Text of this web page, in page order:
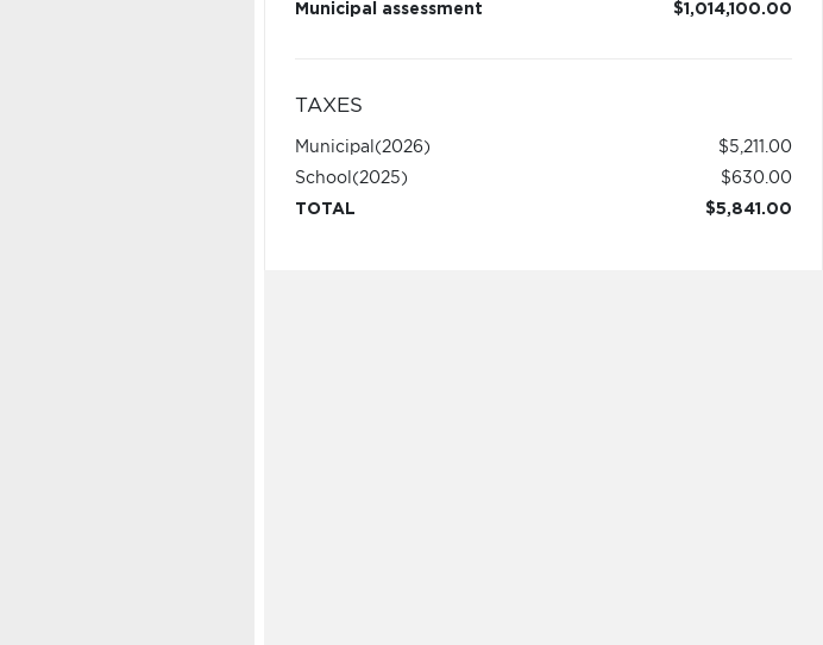
Municipal assessment
$1,014,100.00
TAXES
Municipal (2026)
$5,211.00
School (2025)
$630.00
TOTAL
$5,841.00